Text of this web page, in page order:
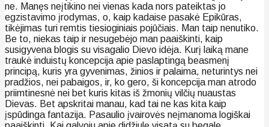
ne. Manęs neįtikino nei vienas kada nors pateiktas jo
egzistavimo įrodymas, o, kaip kadaise pasakė Epikūras,
tikėjimas turi remtis tiesioginiais pojūčiais. Man taip nenutiko.
Be to, niekas taip ir nesugebėjo man paaiškinti, kaip
susigyvena blogis su visagalio Dievo idėja. Kurį laiką mane
traukė induistų koncepcija apie paslaptingą beasmenį
principą, kuris yra gyvenimas, žinios ir palaima, neturintys nei
pradžios, nei pabaigos, ir, ko gero, ši koncepcija man atrodo
priimtinesnė nei bet kuris kitas iš žmonių vilčių nuaustas
Dievas. Bet apskritai manau, kad tai ne kas kita kaip
įspūdinga fantazija. Pasaulio įvairovės neįmanoma logiškai